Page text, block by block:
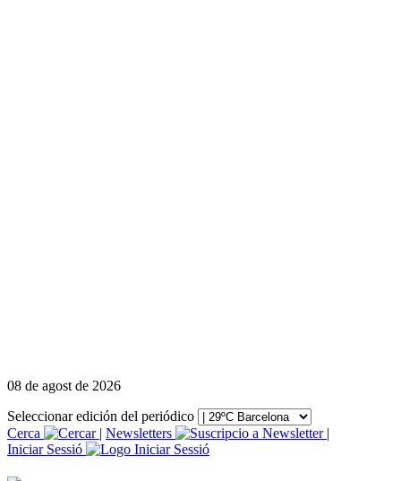
08 de agost de 2026
Seleccionar edición del periódico
Cerca
| Newsletters
|
Iniciar Sessió